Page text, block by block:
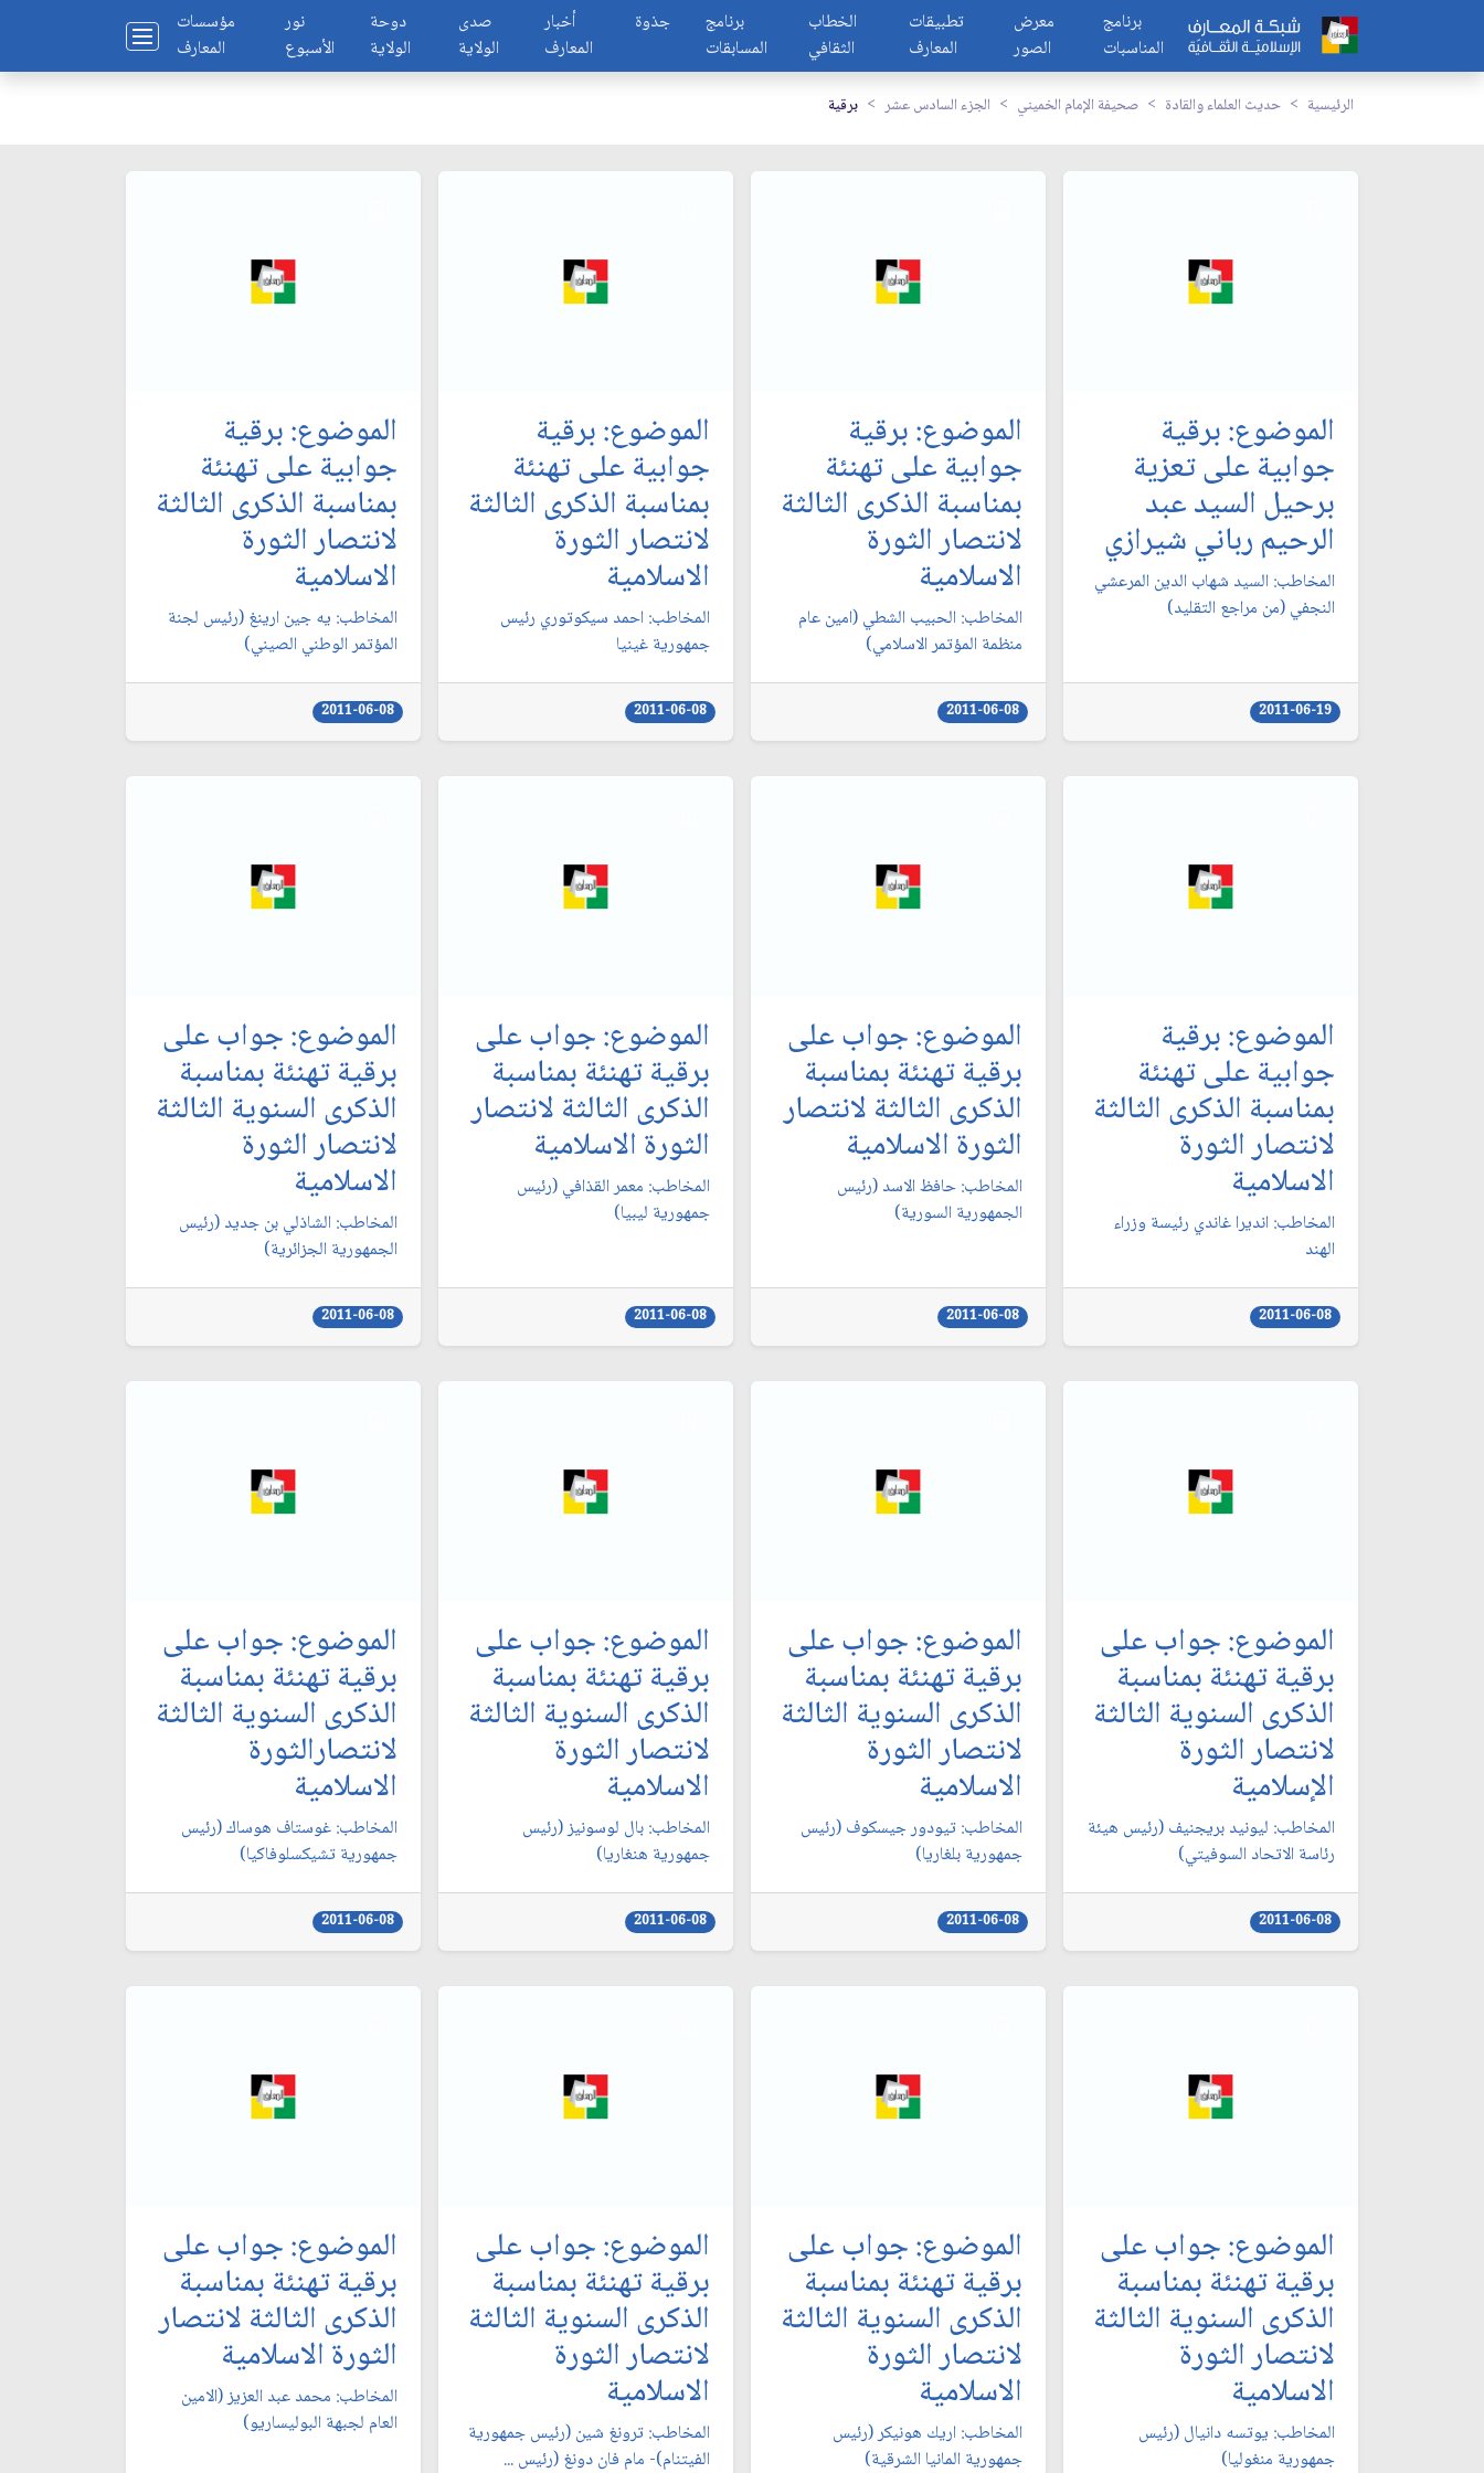
مؤسسات
المعارف
نور
الأسبوع
دوحة
الولاية
صدى
الولاية
أخبار
المعارف
جذوة
برنامج
المسابقات
الخطاب
الثقافي
تطبيقات
المعارف
معرض
الصور
برنامج
المناسبات
الرئيسية حديث العلماء والقادة صحيفة الإمام الخميني الجزء السادس عشر برقية
الموضوع: برقية
جوابية على تعزية
برحيل السيد عبد
الرحيم رباني شيرازي‏
المخاطب: السيد شهاب الدين المرعشي
النجفي (من مراجع التقليد)
2011-06-19
الموضوع: برقية
جوابية على تهنئة
بمناسبة الذكرى الثالثة
لانتصار الثورة
الاسلامية
‏المخاطب: الحبيب الشطي (امين عام
منظمة المؤتمر الاسلامي)
2011-06-08
الموضوع: برقية
جوابية على تهنئة
بمناسبة الذكرى الثالثة
لانتصار الثورة
الاسلامية
المخاطب: احمد سيكوتوري رئيس
جمهورية غينيا
2011-06-08
الموضوع: برقية
جوابية على تهنئة
بمناسبة الذكرى الثالثة
لانتصار الثورة
الاسلامية
المخاطب: يه جين ارينغ (رئيس لجنة
المؤتمر الوطني الصيني)
2011-06-08
الموضوع: برقية
جوابية على تهنئة
بمناسبة الذكرى الثالثة
لانتصار الثورة
الاسلامية
المخاطب: انديرا غاندي رئيسة وزراء
الهند
2011-06-08
الموضوع: جواب على
برقية تهنئة بمناسبة
الذكرى الثالثة لانتصار
الثورة الاسلامية
المخاطب: حافظ الاسد (رئيس
الجمهورية السورية)
2011-06-08
الموضوع: جواب على
برقية تهنئة بمناسبة
الذكرى الثالثة لانتصار
الثورة الاسلامية
المخاطب: معمر القذافي (رئيس
جمهورية ليبيا)
2011-06-08
الموضوع: جواب على
برقية تهنئة بمناسبة
الذكرى السنوية الثالثة
لانتصار الثورة
الاسلامية
المخاطب: الشاذلي بن جديد (رئيس
الجمهورية الجزائرية)
2011-06-08
الموضوع: جواب على
برقية تهنئة بمناسبة
الذكرى السنوية الثالثة
لانتصار الثورة
الإسلامية
المخاطب: ليونيد بريجنيف (رئيس هيئة
رئاسة الاتحاد السوفيتي)
2011-06-08
الموضوع: جواب على
برقية تهنئة بمناسبة
الذكرى السنوية الثالثة
لانتصار الثورة
الاسلامية
المخاطب: تيودور جيسكوف (رئيس
جمهورية بلغاريا)
2011-06-08
الموضوع: جواب على
برقية تهنئة بمناسبة
الذكرى السنوية الثالثة
لانتصار الثورة
الاسلامية
المخاطب: بال لوسونيز (رئيس
جمهورية هنغاريا)
2011-06-08
الموضوع: جواب على
برقية تهنئة بمناسبة
الذكرى السنوية الثالثة
لانتصارالثورة
الاسلامية
المخاطب: غوستاف هوساك (رئيس
جمهورية تشيكسلوفاكيا)
2011-06-08
الموضوع: جواب على
برقية تهنئة بمناسبة
الذكرى السنوية الثالثة
لانتصار الثورة
الاسلامية
المخاطب: يوتسه دانيال (رئيس
جمهورية منغوليا)
الموضوع: جواب على
برقية تهنئة بمناسبة
الذكرى السنوية الثالثة
لانتصار الثورة
الاسلامية
المخاطب: اريك هونيكر (رئيس
جمهورية المانيا الشرقية)
الموضوع: جواب على
برقية تهنئة بمناسبة
الذكرى السنوية الثالثة
لانتصار الثورة
الاسلامية
المخاطب: ترونغ شين (رئيس جمهورية
الفيتنام)- مام فان دونغ (رئيس ...
الموضوع: جواب على
برقية تهنئة بمناسبة
الذكرى الثالثة لانتصار
الثورة الاسلامية
المخاطب: محمد عبد العزيز (الامين
العام لجبهة البوليساريو)